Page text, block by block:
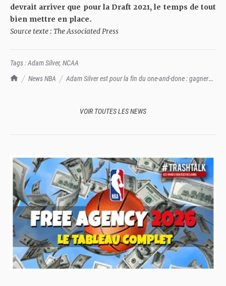
TrashTalk Actu NBA
News NBA
Adam Silver est pour la fin du one-and-done : gagner
devrait arriver que pour la Draft 2021, le temps de tout
bien mettre en place.
Source texte : The Associated Press
Tags :Adam Silver, NCAA
VOIR TOUTES LES NEWS